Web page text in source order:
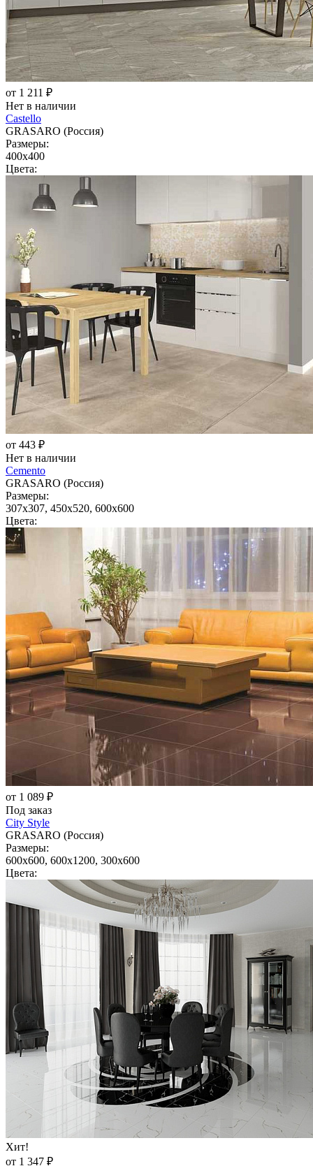
от 1 211 ₽
Нет в наличии
Castello
GRASARO (Россия)
Размеры:
400x400
Цвета:
от 443 ₽
Нет в наличии
Cemento
GRASARO (Россия)
Размеры:
307x307, 450x520, 600x600
Цвета:
от 1 089 ₽
Под заказ
City Style
GRASARO (Россия)
Размеры:
600x600, 600x1200, 300x600
Цвета:
Хит!
от 1 347 ₽